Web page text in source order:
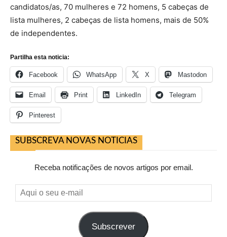
candidatos/as, 70 mulheres e 72 homens, 5 cabeças de
lista mulheres, 2 cabeças de lista homens, mais de 50%
de independentes.
Partilha esta noticia:
Facebook WhatsApp X Mastodon
Email Print LinkedIn Telegram
Pinterest
SUBSCREVA NOVAS NOTICIAS
Receba notificações de novos artigos por email.
Aqui
o
Subscrever